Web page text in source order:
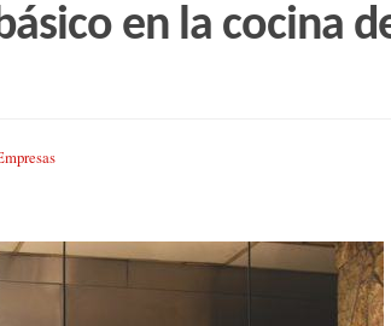
en la cocina